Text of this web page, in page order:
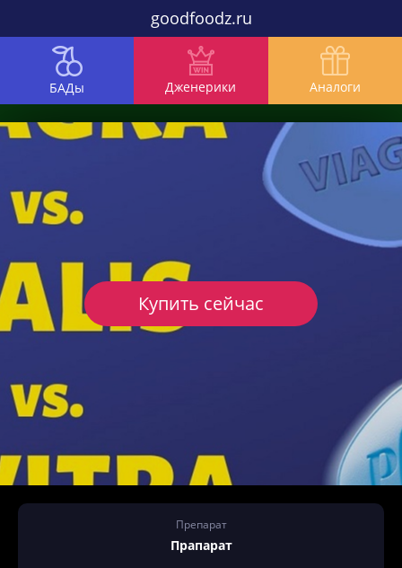
goodfoodz.ru
БАДы Дженерики Аналоги
Препарат
Прапарат
Купить сейчас